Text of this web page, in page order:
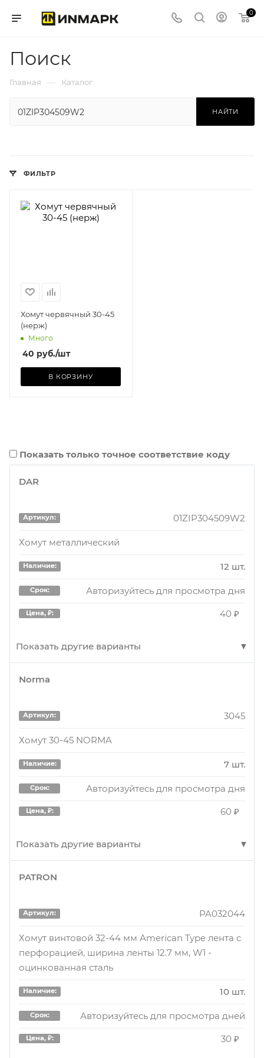
0
Поиск
Главная — Каталог
НАЙТИ
ФИЛЬТР
Хомут червячный 30-45
(нерж)
Много
40 руб./шт
В КОРЗИНУ
Показать только точное соответствие коду
DAR
Артикул: 01ZIP304509W2
Хомут металлический
Наличие: 12 шт.
Срок: Авторизуйтесь для просмотра дня
Цена, ₽: 40 ₽
Показать другие варианты
Артикул:
Артикул: 01ZIP304509W2
Хомут металлический
Цена, ₽: 50 ₽
Артикул: 01ZIP304509W2
Norma
Артикул: 3045
Хомут 30-45 NORMA
Наличие: 7 шт.
Срок: Авторизуйтесь для просмотра дня
Цена, ₽: 60 ₽
Показать другие варианты
Артикул:
Срок: Авторизуйтесь для просмотра дня
Артикул: 3045
Хомут 30-45 NORMA
PATRON
Артикул: PA032044
Хомут винтовой 32-44 мм American Type лента с
перфорацией, ширина ленты 12.7 мм, W1 -
оцинкованная сталь
Наличие: 10 шт.
Срок: Авторизуйтесь для просмотра дней
Цена, ₽: 30 ₽